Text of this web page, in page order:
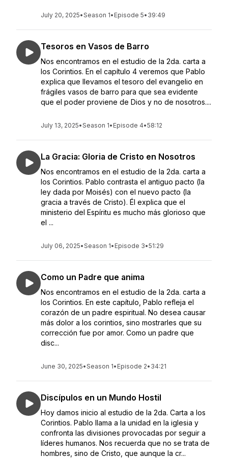
July 20, 2025•Season 1• Episode 5• 39:49
Tesoros en Vasos de Barro
Nos encontramos en el estudio de la 2da. carta a
los Corintios. En el capítulo 4 veremos que Pablo
explica que llevamos el tesoro del evangelio en
frágiles vasos de barro para que sea evidente
que el poder proviene de Dios y no de nosotros....
July 13, 2025•Season 1• Episode 4•58:12
La Gracia: Gloria de Cristo en Nosotros
Nos encontramos en el estudio de la 2da. carta a
los Corintios. Pablo contrasta el antiguo pacto (la
ley dada por Moisés) con el nuevo pacto (la
gracia a través de Cristo). Él explica que el
ministerio del Espíritu es mucho más glorioso que
el ...
July 06, 2025•Season 1• Episode 3•51:29
Como un Padre que anima
Nos encontramos en el estudio de la 2da. carta a
los Corintios. En este capítulo, Pablo refleja el
corazón de un padre espiritual. No desea causar
más dolor a los corintios, sino mostrarles que su
corrección fue por amor. Como un padre que
disc...
June 30, 2025•Season 1• Episode 2• 34:21
Discípulos en un Mundo Hostil
Hoy damos inicio al estudio de la 2da. Carta a los
Corintios. Pablo llama a la unidad en la iglesia y
confronta las divisiones provocadas por seguir a
líderes humanos. Nos recuerda que no se trata de
hombres, sino de Cristo, que aunque la cr...